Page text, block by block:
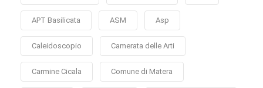
APT Basilicata ASM Asp
Caleidoscopio Camerata delle Arti
Carmine Cicala Comune di Matera